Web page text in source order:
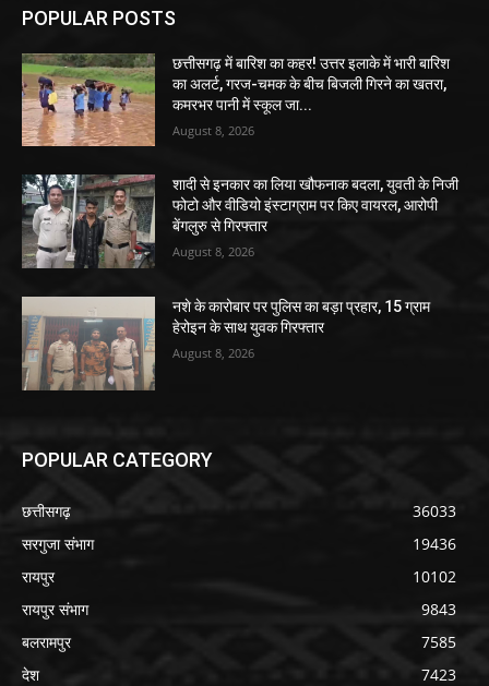
POPULAR POSTS
छत्तीसगढ़ में बारिश का कहर! उत्तर इलाके में भारी बारिश
का अलर्ट, गरज-चमक के बीच बिजली गिरने का खतरा,
कमरभर पानी में स्कूल जा...
August 8, 2026
शादी से इनकार का लिया खौफनाक बदला, युवती के निजी
फोटो और वीडियो इंस्टाग्राम पर किए वायरल, आरोपी
बेंगलुरु से गिरफ्तार
August 8, 2026
नशे के कारोबार पर पुलिस का बड़ा प्रहार, 15 ग्राम
हेरोइन के साथ युवक गिरफ्तार
August 8, 2026
POPULAR CATEGORY
छत्तीसगढ़
36033
सरगुजा संभाग
19436
रायपुर
10102
रायपुर संभाग
9843
बलरामपुर
7585
देश
7423